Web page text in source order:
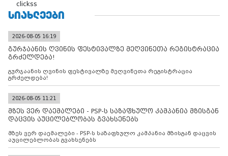
clickss
ᲡᲘᲐᲮᲚᲔᲔᲑᲘ
2026-08-05 16:19
გურჯაანის ღვინის ფესტივალზე მეღვინეთა რეგისტრაცია
გრძელდება!
გურჯაანის ღვინის ფესტივალზე მეღვინეთა რეგისტრაცია
გრძელდება!
2026-08-05 11:21
მზეს ვერ დაემალები - PSP-ს საზაფხულო კამპანია მზისგან
დაცვის აუცილებლობას გვახსენებს
მზეს ვერ დაემალები - PSP-ს საზაფხულო კამპანია მზისგან დაცვის
აუცილებლობას გვახსენებს